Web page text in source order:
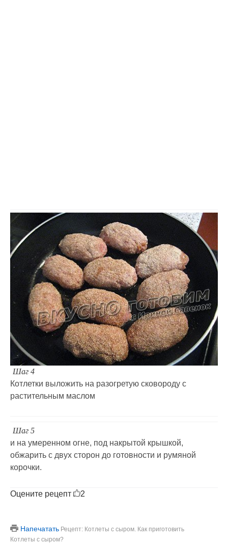
Шаг 4
Котлетки выложить на разогретую сковороду с
растительным маслом
Шаг 5
и на умеренном огне, под накрытой крышкой,
обжарить с двух сторон до готовности и румяной
корочки.
Оцените рецепт 2
Напечатать Рецепт: Котлеты с сыром. Как приготовить
Котлеты с сыром?